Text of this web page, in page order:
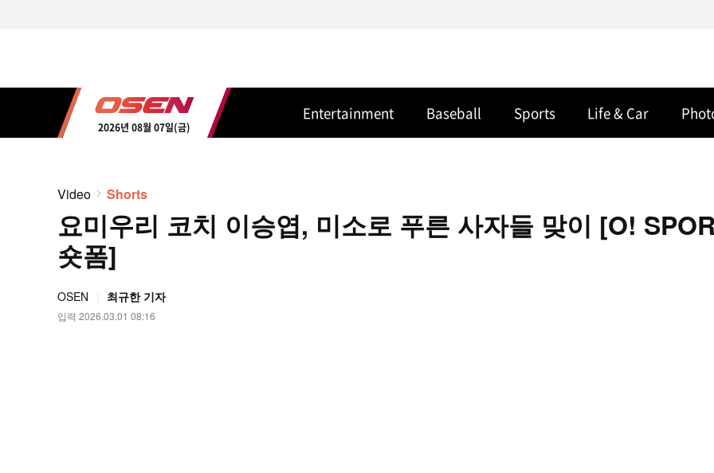
2026년 08월 07일(금)
Entertainment Baseball Sports Life & Car
Video Shorts
요미우리 코치 이승엽, 미소로 푸른 사자들 맞이 [O!
숏폼]
OSEN 최규한 기자
입력 2026.03.01 08:16